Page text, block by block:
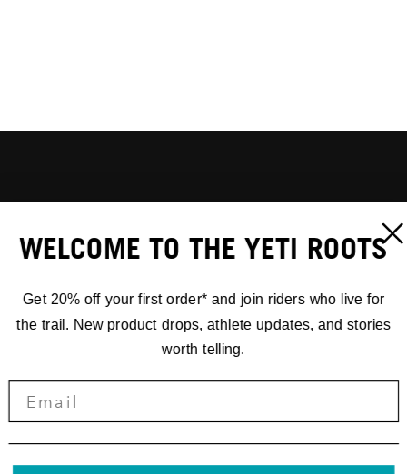
WELCOME TO THE YETI ROOTS
Get 20% off your first order* and join riders who live for
the trail. New product drops, athlete updates, and stories
worth telling.